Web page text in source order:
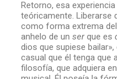
Retorno, esa
teóricamente. Liberarse
como forma extrema
anhelo de un serque es
dios que supiese
casual que él tenga que
filosofía, que adquiera